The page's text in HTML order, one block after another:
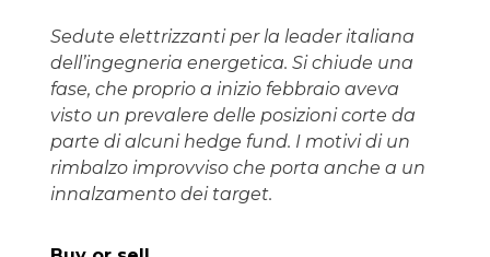
Sedute elettrizzanti per la leader italiana
dell’ingegneria energetica. Si chiude una
fase, che proprio a inizio febbraio aveva
visto un prevalere delle posizioni corte da
parte di alcuni hedge fund. I motivi di un
rimbalzo improvviso che porta anche a un
innalzamento dei target.